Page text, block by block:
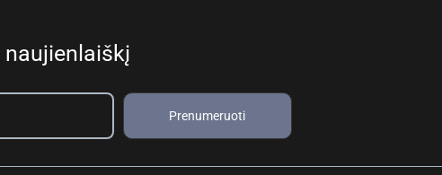
Prenumeruoti